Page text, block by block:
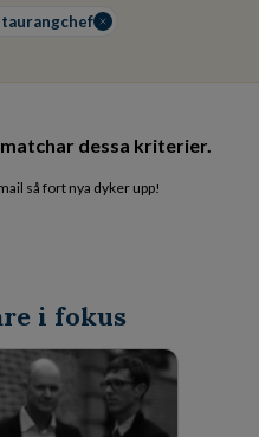
dessa kriterier.
så fort nya dyker upp!
i fokus